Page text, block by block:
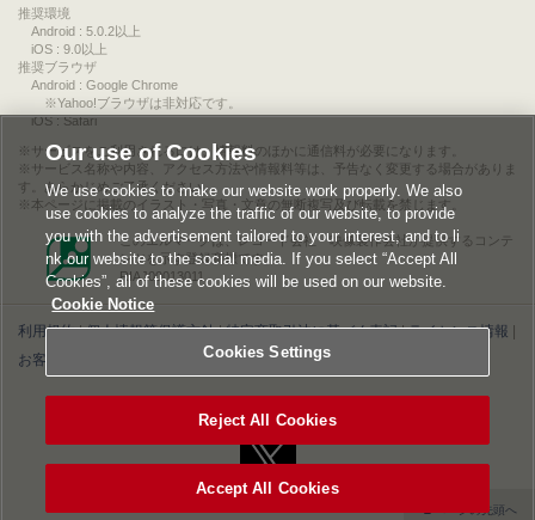
推奨環境
Android : 5.0.2以上
iOS : 9.0以上
推奨ブラウザ
Android : Google Chrome
※Yahoo!ブラウザは非対応です。
iOS : Safari
サービスをご利用されるには、情報料のほかに通信料が必要になります。
サービス名称や内容、アクセス方法や情報料等は、予告なく変更する場合がありま
す。あらかじめご了承ください。
本ページに掲載のイラスト・写真・文章の無断複写及び転載を禁じます。
このエルマークは、レコード会社・映像製作会社が提供するコンテ
ンツを示す登録商標です。
RIAJ00013011
利用規約|個人情報等保護方針|特定商取引法に基づく表記|ライセンス情報
お客様情報の外部送信について|Cookies Settings
▲ページの先頭へ
Our use of Cookies
We use cookies to make our website work properly. We also
use cookies to analyze the traffic of our website, to provide
you with the advertisement tailored to your interest, and to li
nk our website to the social media. If you select “Accept All
Cookies”, all of these cookies will be used on our website.
Cookie Notice
Cookies Settings
Reject All Cookies
Accept All Cookies